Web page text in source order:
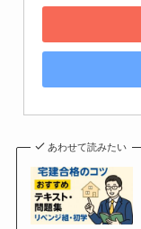
あわせて読みたい